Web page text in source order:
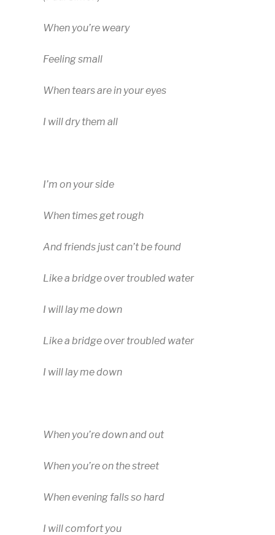
When you’re weary
Feeling small
When tears are in your eyes
I will dry them all
I’m on your side
When times get rough
And friends just can’t be found
Like a bridge over troubled water
I will lay me down
Like a bridge over troubled water
I will lay me down
When you’re down and out
When you’re on the street
When evening falls so hard
I will comfort you